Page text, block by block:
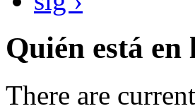
Quién está en
There are